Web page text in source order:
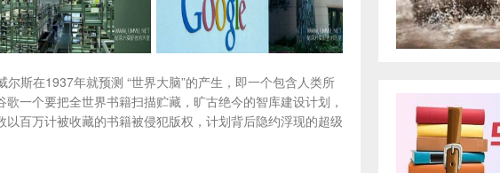
斯在1937年就预测 “世界大脑”的产生，即一个包含人类所
一个要把全世界书籍扫描贮藏，旷古绝今的智库建设计划，
百万计被收藏的书籍被侵犯版权，计划背后隐约浮现的超级